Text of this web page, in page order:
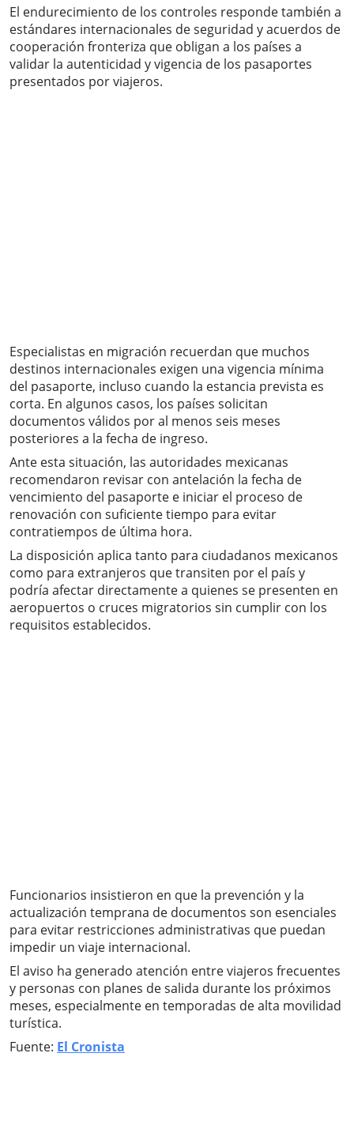
El endurecimiento de los controles responde también a
estándares internacionales de seguridad y acuerdos de
cooperación fronteriza que obligan a los países a
validar la autenticidad y vigencia de los pasaportes
presentados por viajeros.
Especialistas en migración recuerdan que muchos
destinos internacionales exigen una vigencia mínima
del pasaporte, incluso cuando la estancia prevista es
corta. En algunos casos, los países solicitan
documentos válidos por al menos seis meses
posteriores a la fecha de ingreso.
Ante esta situación, las autoridades mexicanas
recomendaron revisar con antelación la fecha de
vencimiento del pasaporte e iniciar el proceso de
renovación con suficiente tiempo para evitar
contratiempos de última hora.
La disposición aplica tanto para ciudadanos mexicanos
como para extranjeros que transiten por el país y
podría afectar directamente a quienes se presenten en
aeropuertos o cruces migratorios sin cumplir con los
requisitos establecidos.
Funcionarios insistieron en que la prevención y la
actualización temprana de documentos son esenciales
para evitar restricciones administrativas que puedan
impedir un viaje internacional.
El aviso ha generado atención entre viajeros frecuentes
y personas con planes de salida durante los próximos
meses, especialmente en temporadas de alta movilidad
turística.
Fuente: El Cronista